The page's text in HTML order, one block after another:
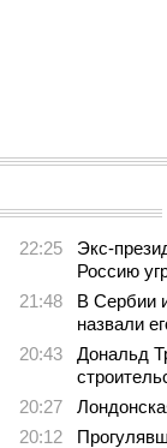
22:25
Экс-
Россию
21:48
В Сербии
назвали
20:43
Дональд
20:27
20:12